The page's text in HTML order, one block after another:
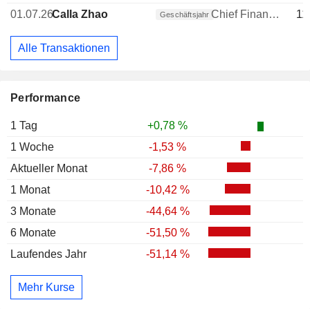
Performance
1 Tag
+0,78 %
1 Woche
-1,53 %
Aktueller Monat
-7,86 %
1 Monat
-10,42 %
3 Monate
-44,64 %
6 Monate
-51,50 %
Laufendes Jahr
-51,14 %
Mehr Kurse
01.07.26Calla Zhao Geschäftsjahr Chief Financial Officer (CFO)
Alle Transaktionen